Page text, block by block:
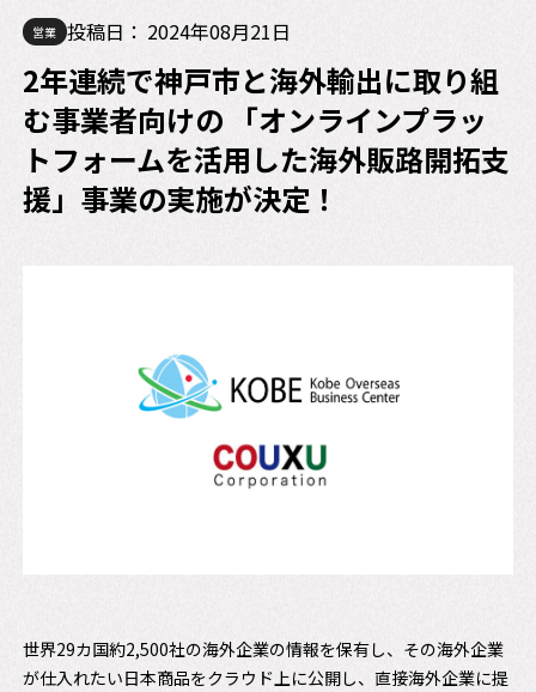
営業 投稿日： 2024年08月21日
2年連続で神戸市と海外輸出に取り組
む事業者向けの 「オンラインプラッ
トフォームを活用した海外販路開拓支
援」事業の実施が決定！
世界29カ国約2,500社の海外企業の情報を保有し、その海外企業
が仕入れたい日本商品をクラウド上に公開し、直接海外企業に提